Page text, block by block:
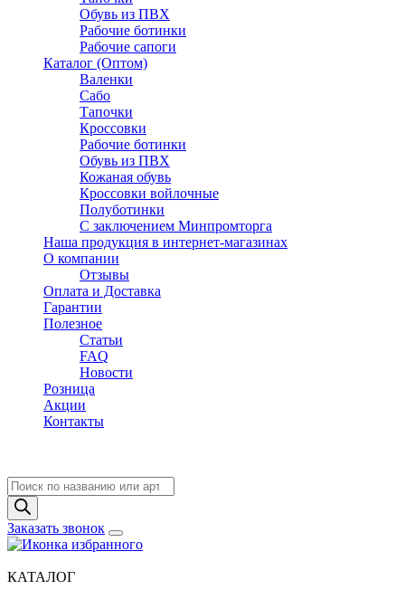
Обувь из ПВХ
Рабочие ботинки
Рабочие сапоги
Каталог (Оптом)
Валенки
Сабо
Тапочки
Кроссовки
Рабочие ботинки
Обувь из ПВХ
Кожаная обувь
Кроссовки войлочные
Полуботинки
C заключением Минпромторга
Наша продукция в интернет-магазинах
О компании
Отзывы
Оплата и Доставка
Гарантии
Полезное
Статьи
FAQ
Новости
Розница
Акции
Контакты
Поиск
товаров
Заказать звонок
КАТАЛОГ